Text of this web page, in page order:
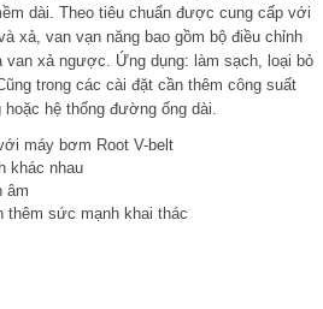
dài. Theo tiêu chuẩn được cung cấp với
xả, van vạn năng bao gồm bộ điều chỉnh
van xả ngược. Ứng dụng: làm sạch, loại bỏ
trong các cài đặt cần thêm công suất
hệ thống đường ống dài.
máy bơm Root V-belt
khác nhau
âm
sức mạnh khai thác